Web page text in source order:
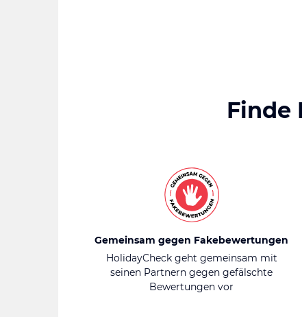
Finde
Gemeinsam gegen Fakebewertungen
HolidayCheck geht gemeinsam mit
seinen Partnern gegen gefälschte
Bewertungen vor